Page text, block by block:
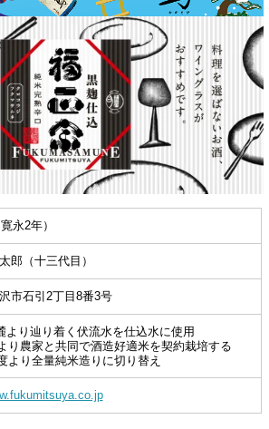
永2年）
（十三代目）
市石引2丁目8番3号
より辿り着く伏流水を仕込水に使用
り農家と共同で酒造好適米を契約栽培する
より全量純米造りに切り替え